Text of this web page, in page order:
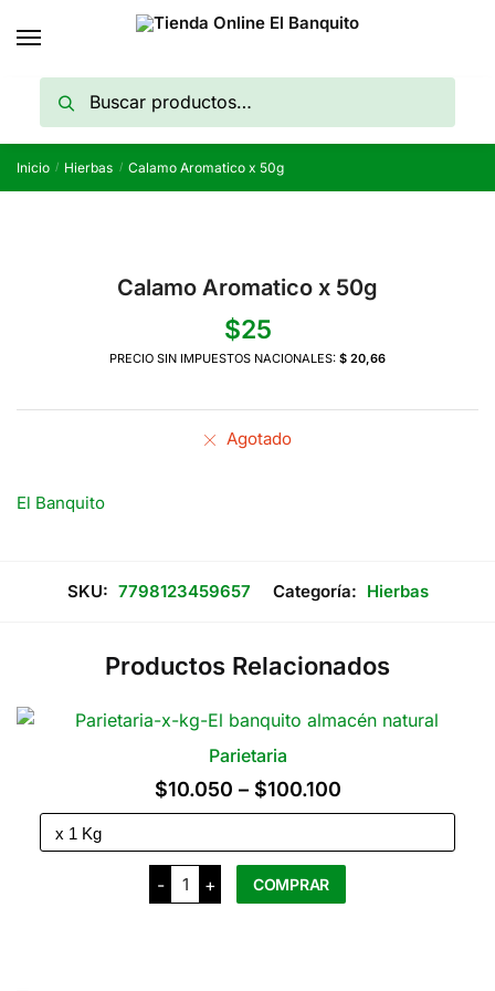
por:
Buscar
Inicio / Hierbas / Calamo Aromatico x 50g
Calamo Aromatico x 50g
$25
PRECIO SIN IMPUESTOS NACIONALES: $ 20,66
Agotado
El Banquito
SKU: 7798123459657 Categoría: Hierbas
Productos Relacionados
Parietaria
$10.050 – $100.100Rango
de
precios:
-
Parietaria
cantidad
+ COMPRAR